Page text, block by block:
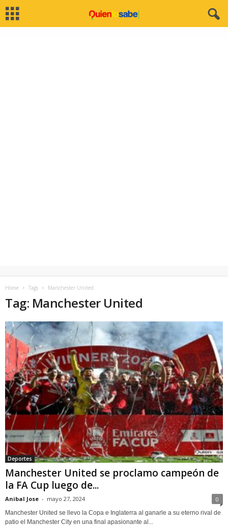
Home Tags Manchester United
Tag: Manchester United
Deportes
Manchester United se proclamo campeón de
la FA Cup luego de...
Anibal Jose - mayo 27, 2024 0
Manchester United se llevo la Copa e Inglaterra al ganarle a su eterno rival de
patio el Manchester City en una final apasionante al...